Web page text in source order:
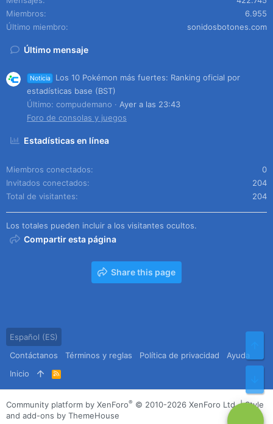
Miembros
6.955
Último miembro
sonidosbotones.com
Último mensaje
Noticia
Los 10 Pokémon más fuertes: Ranking oficial por
estadísticas base (BST)
Último: compudemano
Ayer a las 23:43
Foro de consolas y juegos
Estadísticas en línea
Miembros conectados
0
Invitados conectados
204
Total de visitantes
204
Los totales pueden incluir a los visitantes ocultos.
Compartir esta página
Share this page
Español (ES)
Contáctanos
Términos y reglas Política de privacidad
Ayuda
Inicio
R
S
S
Community platform by XenForo® © 2010-2026 XenForo Ltd. |Style
and add-ons by ThemeHouse